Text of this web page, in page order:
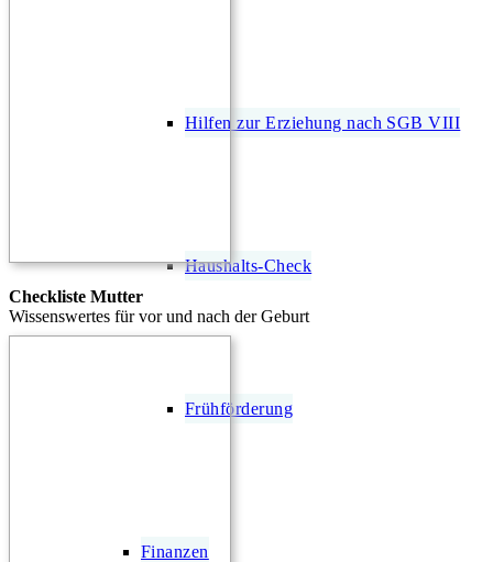
Hilfen zur Erziehung nach SGB VIII
Haushalts-Check
Frühförderung
Finanzen
Checkliste Mutter
Wissenswertes für vor und nach der Geburt